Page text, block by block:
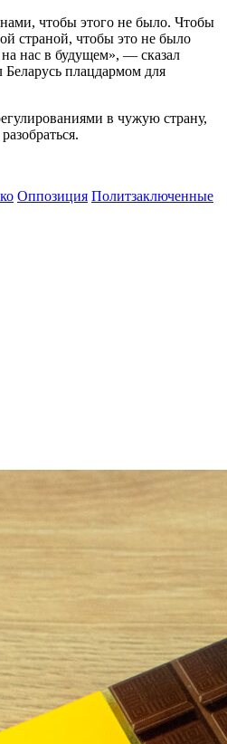
чтобы этого не было. Чтобы
страной, чтобы это не было
нас в будущем», — сказал
плацдармом для
в чужую страну,
Оппозиция Политзаключенные